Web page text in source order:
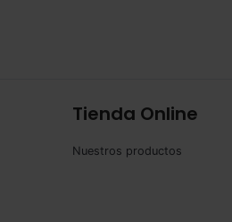
Tienda Online
Nuestros productos